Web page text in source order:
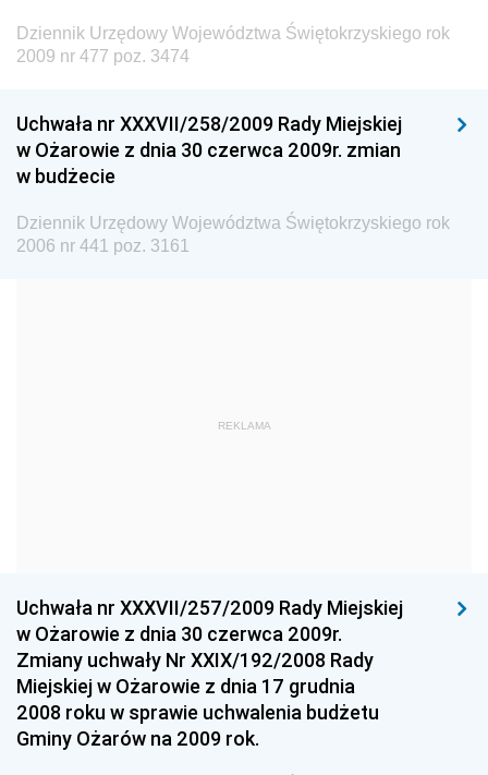
Dziennik Urzędowy Ministra Budownictwa
Dziennik Urzędowy Ministra Nauki i Szkolnictwa
Dziennik Urzędowy Głównego Urzędu Miar
Dziennik Urzędowy Ministra Rolnictwa i Rozwoju Wsi
Sportu
Dziennik Urzędowy Ministra Edukacji i Nauki
Dziennik Urzędowy Ministra Gospodarki
Dziennik Urzędowy Urzędu Ochrony Konkurencji i
Konsumentów
Dziennik Urzędowy Ministra Pracy i Polityki
Społecznej
Dziennik Urzędowy Województwa Świętokrzyskiego rok
2009 nr 477 poz. 3474
Uchwała nr XXXVII/258/2009 Rady Miejskiej
w Ożarowie z dnia 30 czerwca 2009r. zmian
w budżecie
Dziennik Urzędowy Województwa Świętokrzyskiego rok
2006 nr 441 poz. 3161
REKLAMA
Uchwała nr XXXVII/257/2009 Rady Miejskiej
w Ożarowie z dnia 30 czerwca 2009r.
Zmiany uchwały Nr XXIX/192/2008 Rady
Miejskiej w Ożarowie z dnia 17 grudnia
2008 roku w sprawie uchwalenia budżetu
Gminy Ożarów na 2009 rok.